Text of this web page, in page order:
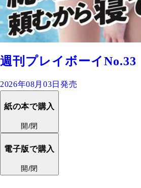
週刊プレイボーイNo.33
2026年08月03日発売
紙の本で購入
開/閉
電子版で購入
開/閉